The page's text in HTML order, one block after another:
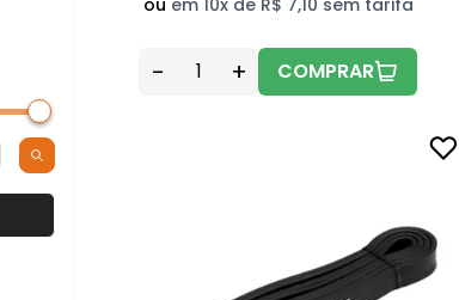
- + COMPRAR